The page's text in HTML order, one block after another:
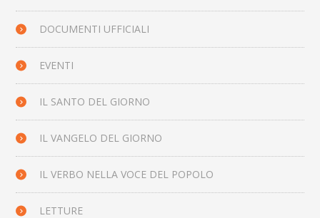
DOCUMENTI UFFICIALI
EVENTI
IL SANTO DEL GIORNO
IL VANGELO DEL GIORNO
IL VERBO NELLA VOCE DEL POPOLO
LETTURE